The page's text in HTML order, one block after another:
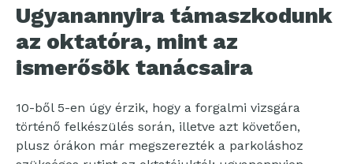
Ugyanannyira támaszkodunk
az oktatóra, mint az
ismerősök tanácsaira
10-ből 5-en úgy érzik, hogy a forgalmi vizsgára
történő felkészülés során, illetve azt követően,
plusz órákon már megszerezték a parkoláshoz